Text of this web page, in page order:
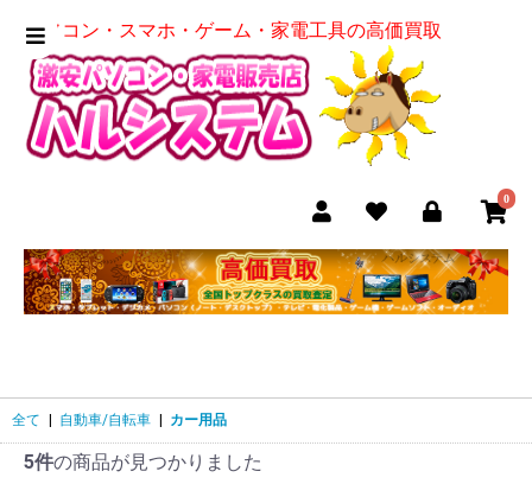
パソコン・スマホ・ゲーム・家電工具の高価買取
0
全て | 自動車/自転車 | カー用品
5件の商品が見つかりました